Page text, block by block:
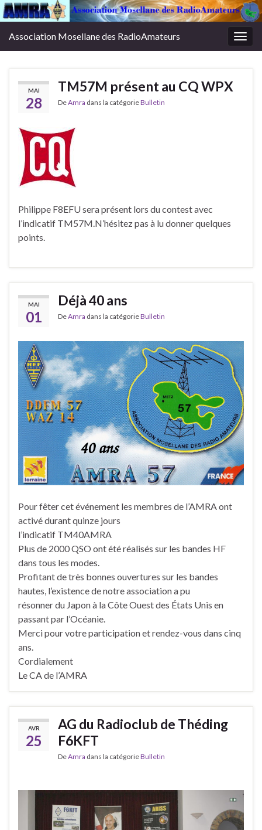
Association Mosellane des RadioAmateurs
MAI
28
TM57M présent au CQ WPX
DeAmra dans la catégorieBulletin
Philippe F8EFU sera présent lors du contest avec
l’indicatif TM57M.N’hésitez pas à lu donner quelques
points.
MAI
01
Déjà 40 ans
DeAmra dans la catégorieBulletin
Pour fêter cet événement les membres de l’AMRA ont
activé durant quinze jours
l’indicatif TM40AMRA
Plus de 2000 QSO ont été réalisés sur les bandes HF
dans tous les modes.
Profitant de très bonnes ouvertures sur les bandes
hautes, l’existence de notre association a pu
résonner du Japon à la Côte Ouest des États Unis en
passant par l’Océanie.
Merci pour votre participation et rendez-vous dans cinq
ans.
Cordialement
Le CA de l’AMRA
AVR
25
AG du Radioclub de Théding
F6KFT
DeAmra dans la catégorieBulletin